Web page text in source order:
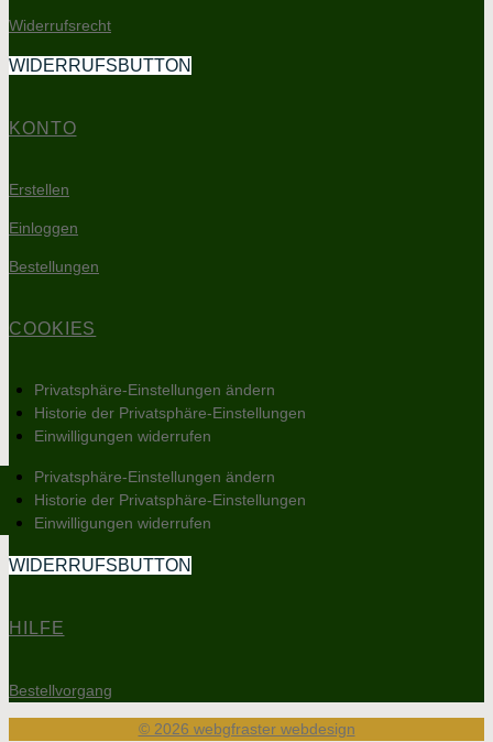
Widerrufsrecht
WIDERRUFSBUTTON
KONTO
Erstellen
Einloggen
Bestellungen
COOKIES
Privatsphäre-Einstellungen ändern
Historie der Privatsphäre-Einstellungen
Einwilligungen widerrufen
Privatsphäre-Einstellungen ändern
Historie der Privatsphäre-Einstellungen
Einwilligungen widerrufen
WIDERRUFSBUTTON
HILFE
Bestellvorgang
© 2026 webgfraster webdesign